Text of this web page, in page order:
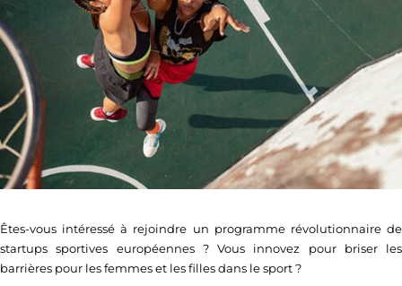
Êtes-vous intéressé à rejoindre un programme révolutionnaire de
startups sportives européennes ? Vous innovez pour briser les
barrières pour les femmes et les filles dans le sport ?